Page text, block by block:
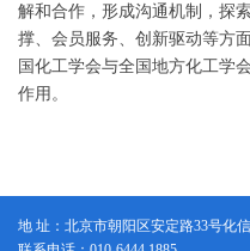
解和合作，形成沟通机制，探
撑、会员服务、创新驱动等方
国化工学会与全国地方化工学
作用。
地 址：北京市朝阳区安定路33号化